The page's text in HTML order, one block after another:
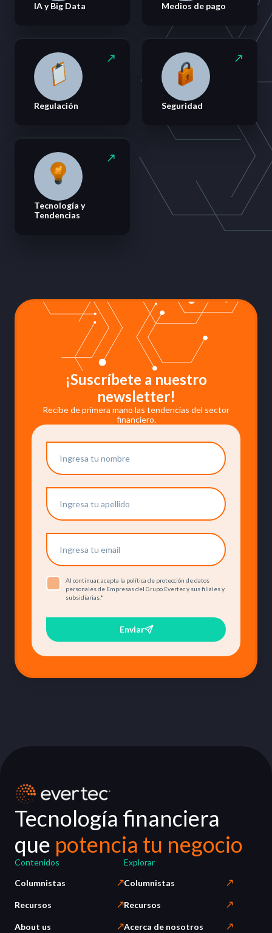
IA y Big Data Medios de pago
Regulación Seguridad
Tecnología y
Tendencias
¡Suscríbete a nuestro
newsletter!
Recibe de primera mano las tendencias del sector
financiero.
Al continuar, acepta la política de protección de datos
personales de Empresas del Grupo Evertec y sus filiales y
subsidiarias.*
Enviar
Tecnología financiera
que potencia tu negocio
Contenidos
Columnistas
Recursos
About us
Explorar
Columnistas
Recursos
Acerca de nosotros